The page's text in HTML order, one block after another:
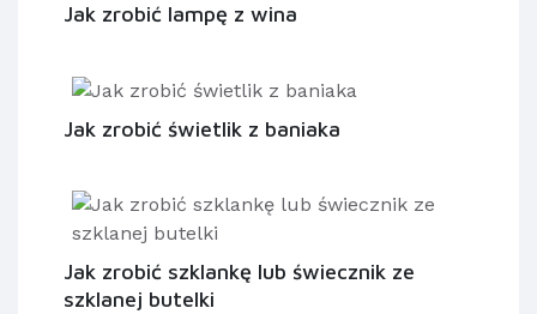
Jak zrobić lampę z wina
Jak zrobić świetlik z baniaka
Jak zrobić szklankę lub świecznik ze
szklanej butelki